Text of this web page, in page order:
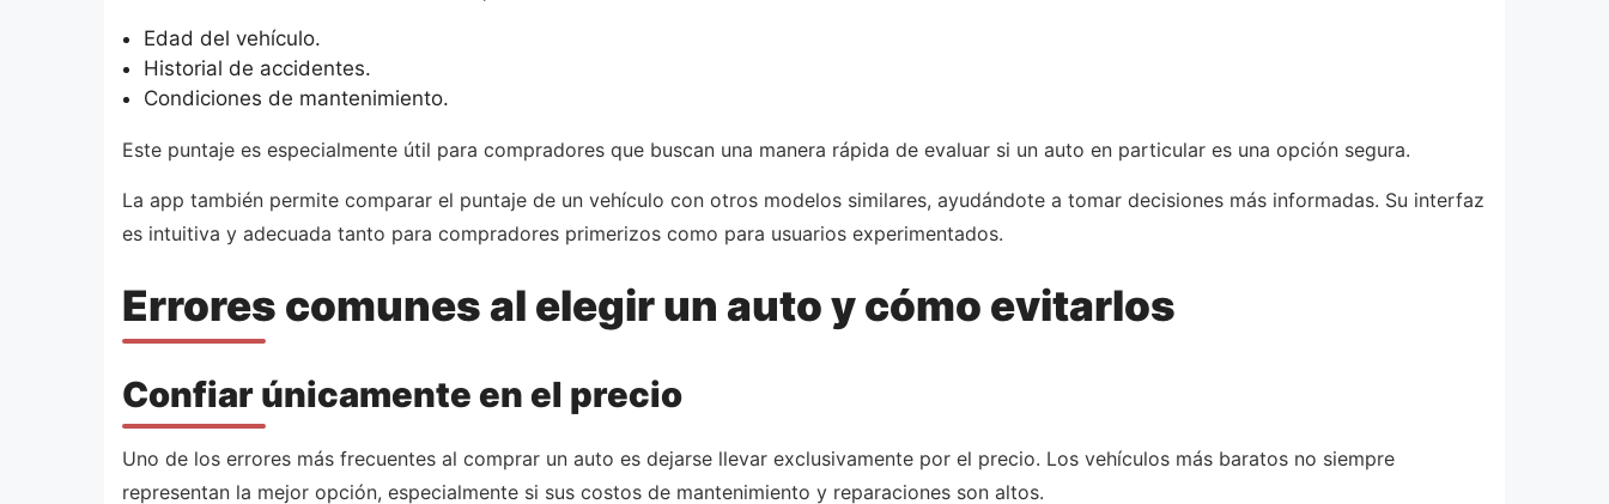
Edad del vehículo.
Historial de accidentes.
Condiciones de mantenimiento.
Este puntaje es especialmente útil para compradores que buscan una manera rápida de evaluar si un auto en particular es una opción segura.
La app también permite comparar el puntaje de un vehículo con otros modelos similares, ayudándote a tomar decisiones más informadas. Su interfaz
es intuitiva y adecuada tanto para compradores primerizos como para usuarios experimentados.
Errores comunes al elegir un auto y cómo evitarlos
Confiar únicamente en el precio
Uno de los errores más frecuentes al comprar un auto es dejarse llevar exclusivamente por el precio. Los vehículos más baratos no siempre
representan la mejor opción, especialmente si sus costos de mantenimiento y reparaciones son altos.